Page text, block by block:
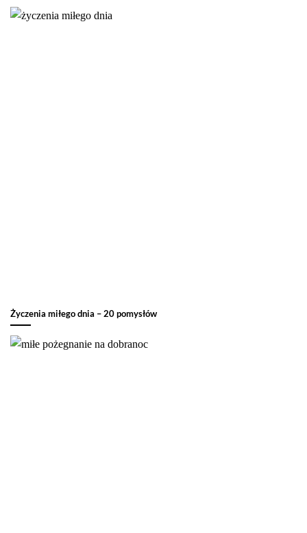
Życzenia miłego dnia – 20 pomysłów